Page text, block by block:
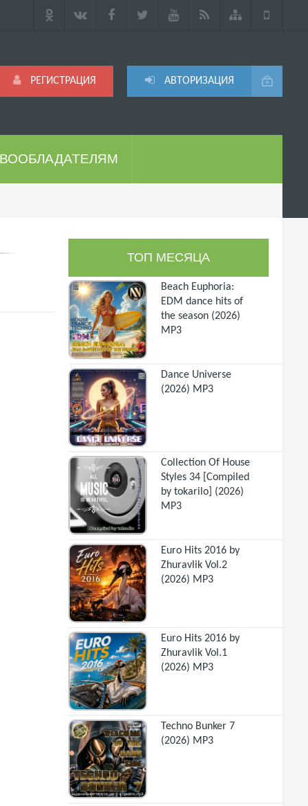
АВТОРИЗАЦИЯ
РЕГИСТРАЦИЯ
ТОП МЕСЯЦА
Beach Euphoria:
EDM dance hits of
the season (2026)
MP3
Dance Universe
(2026) MP3
Collection Of House
Styles 34 [Compiled
by tokarilo] (2026)
MP3
Euro Hits 2016 by
Zhuravlik Vol.2
(2026) MP3
Euro Hits 2016 by
Zhuravlik Vol.1
(2026) MP3
Techno Bunker 7
(2026) MP3